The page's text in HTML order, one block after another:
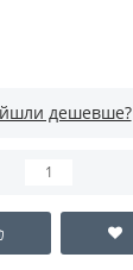
дешевше?